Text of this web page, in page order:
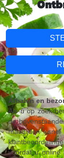
Afhalen en
Als u op zoek
de
maaltijden
voordat u online